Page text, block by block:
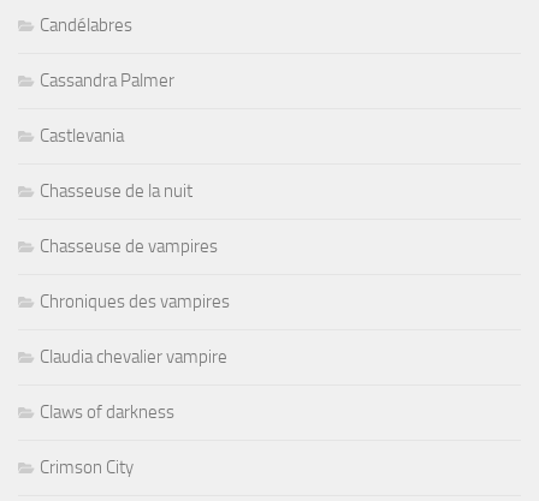
Candélabres
Cassandra Palmer
Castlevania
Chasseuse de la nuit
Chasseuse de vampires
Chroniques des vampires
Claudia chevalier vampire
Claws of darkness
Crimson City